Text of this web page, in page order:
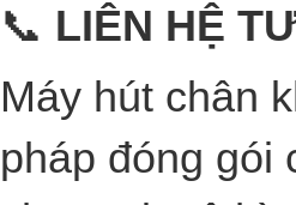
📞 LIÊN HỆ
Máy hút chân
pháp đóng gói